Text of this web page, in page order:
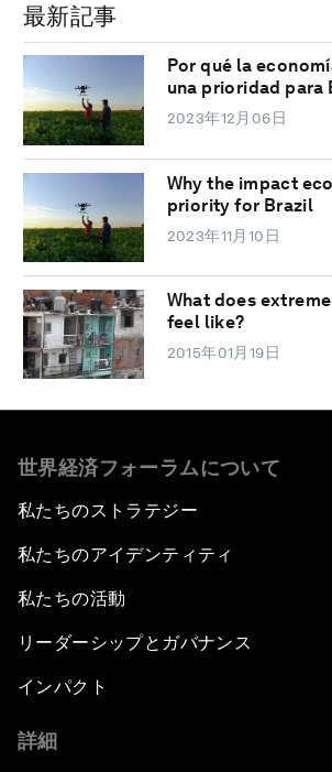
最新記事
Por qué la
una prioridad para
2023年12月06日
Why the impact
priority for Brazil
2023年11月10日
What does
feel like?
2015年01月19日
世界経済フォーラムについて
私たちのストラテジー
私たちのアイデンティティ
私たちの活動
リーダーシップとガバナンス
インパクト
詳細